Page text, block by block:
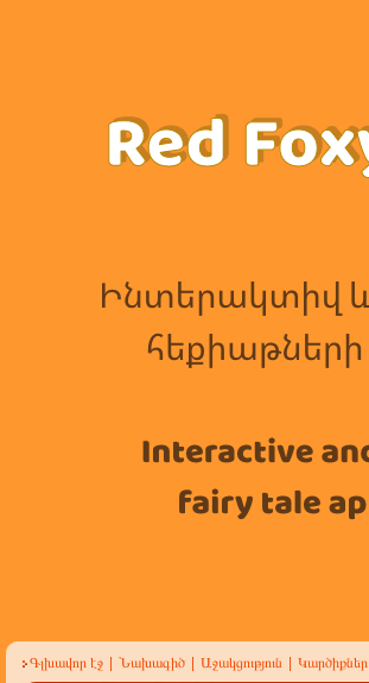
Գլխավոր էջ Նախագիծ Աջակցություն Կարծիքներ